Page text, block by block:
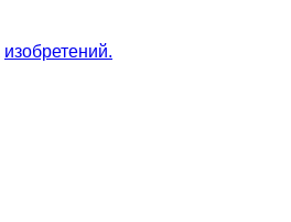
изобретений.